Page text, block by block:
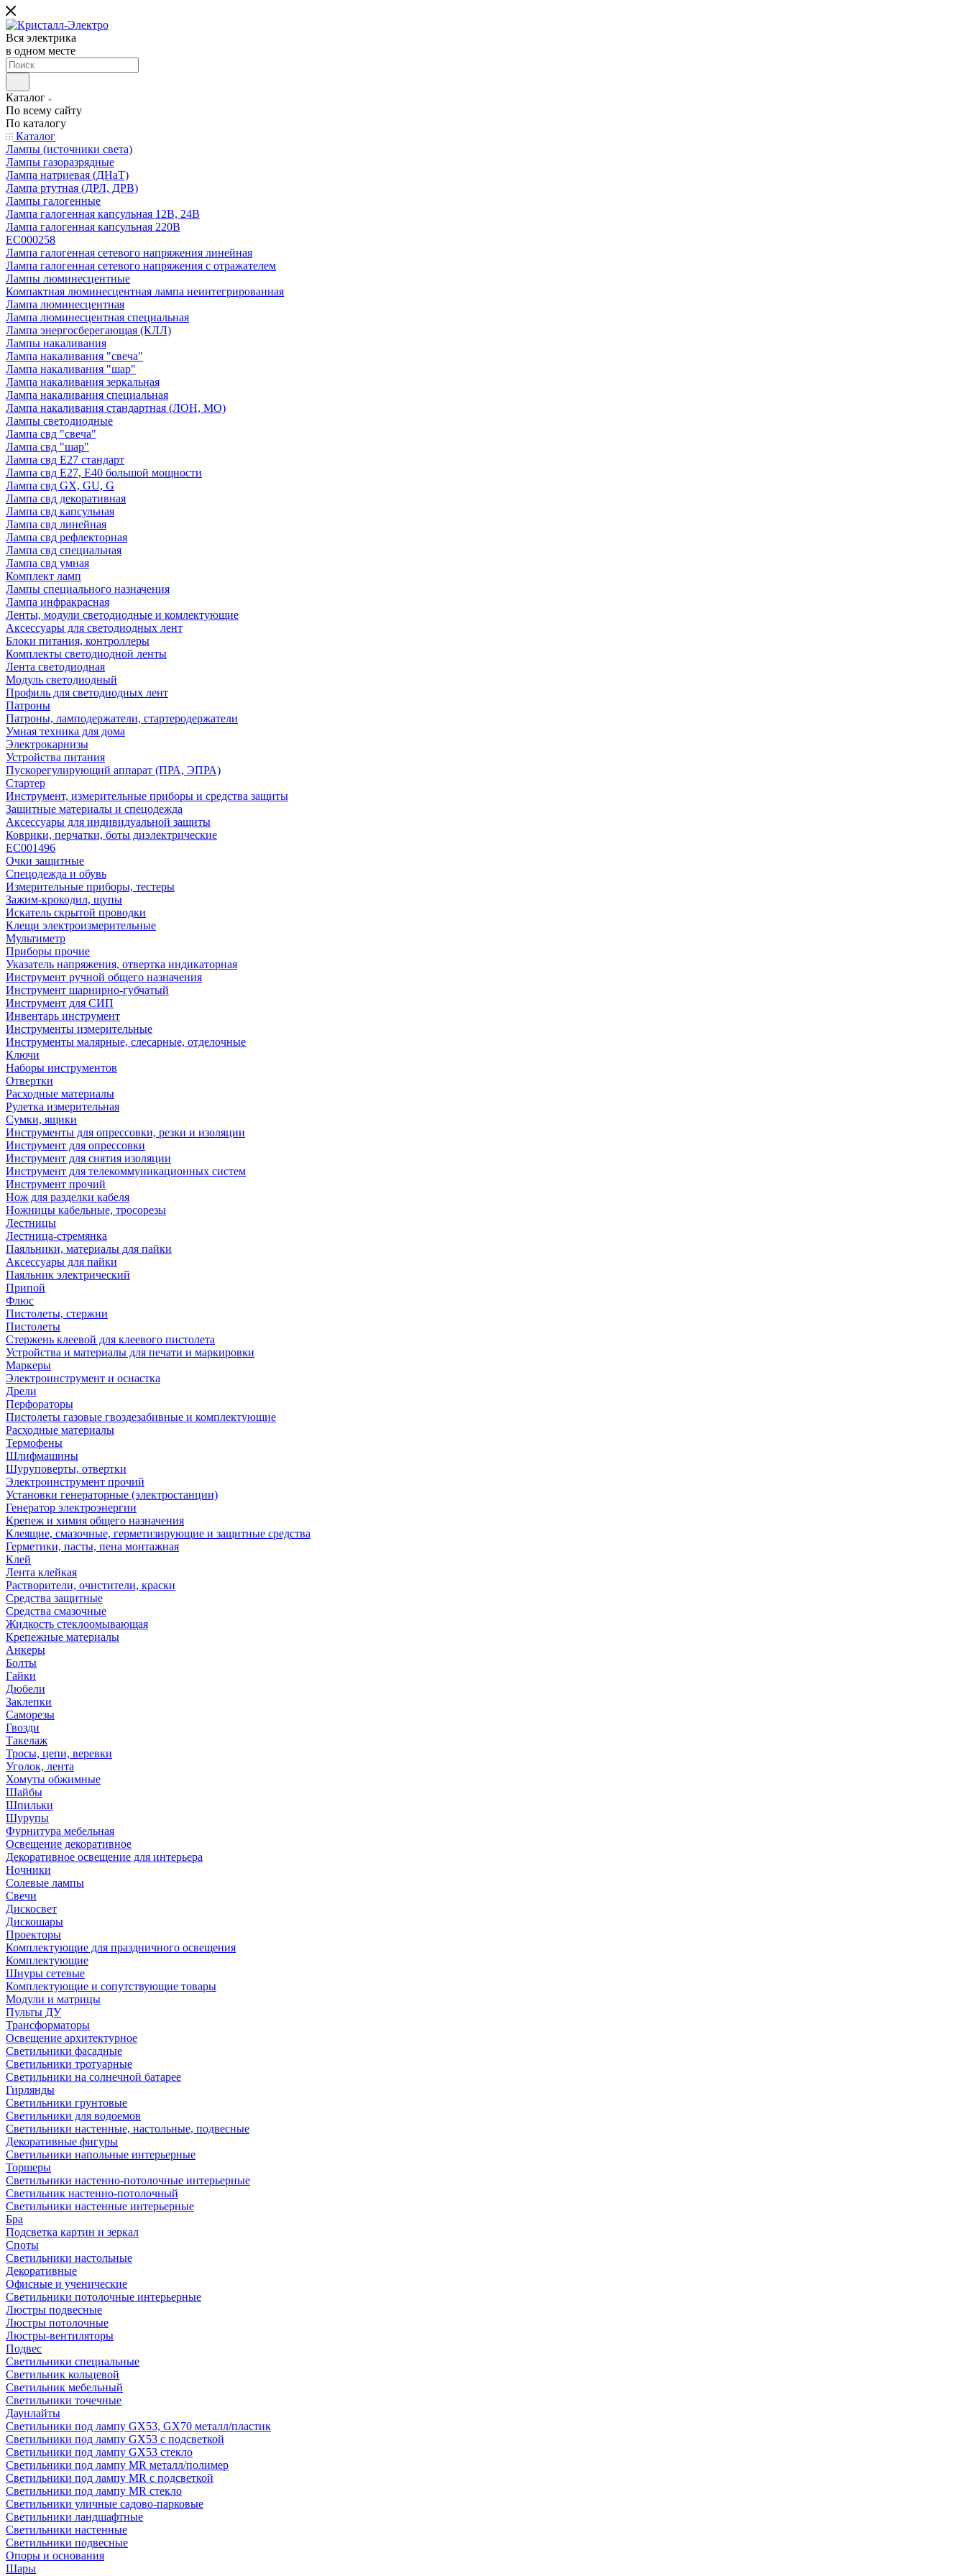
Вся электрика
в одном месте
Каталог
По всему сайту
По каталогу
Каталог
Лампы (источники света)
Лампы газоразрядные
Лампа натриевая (ДНаТ)
Лампа ртутная (ДРЛ, ДРВ)
Лампы галогенные
Лампа галогенная капсульная 12В, 24В
Лампа галогенная капсульная 220В
EC000258
Лампа галогенная сетевого напряжения линейная
Лампа галогенная сетевого напряжения с отражателем
Лампы люминесцентные
Компактная люминесцентная лампа неинтегрированная
Лампа люминесцентная
Лампа люминесцентная специальная
Лампа энергосберегающая (КЛЛ)
Лампы накаливания
Лампа накаливания "свеча"
Лампа накаливания "шар"
Лампа накаливания зеркальная
Лампа накаливания специальная
Лампа накаливания стандартная (ЛОН, МО)
Лампы светодиодные
Лампа свд "свеча"
Лампа свд "шар"
Лампа свд E27 стандарт
Лампа свд E27, Е40 большой мощности
Лампа свд GX, GU, G
Лампа свд декоративная
Лампа свд капсульная
Лампа свд линейная
Лампа свд рефлекторная
Лампа свд специальная
Лампа свд умная
Комплект ламп
Лампы специального назначения
Лампа инфракрасная
Ленты, модули светодиодные и комлектующие
Аксессуары для светодиодных лент
Блоки питания, контроллеры
Комплекты светодиодной ленты
Лента светодиодная
Модуль светодиодный
Профиль для светодиодных лент
Патроны
Патроны, ламподержатели, стартеродержатели
Умная техника для дома
Электрокарнизы
Устройства питания
Пускорегулирующий аппарат (ПРА, ЭПРА)
Стартер
Инструмент, измерительные приборы и средства защиты
Защитные материалы и спецодежда
Аксессуары для индивидуальной защиты
Коврики, перчатки, боты диэлектрические
EC001496
Очки защитные
Спецодежда и обувь
Измерительные приборы, тестеры
Зажим-крокодил, щупы
Искатель скрытой проводки
Клещи электроизмерительные
Мультиметр
Приборы прочие
Указатель напряжения, отвертка индикаторная
Инструмент ручной общего назначения
Инструмент шарнирно-губчатый
Инструмент для СИП
Инвентарь инструмент
Инструменты измерительные
Инструменты малярные, слесарные, отделочные
Ключи
Наборы инструментов
Отвертки
Расходные материалы
Рулетка измерительная
Сумки, ящики
Инструменты для опрессовки, резки и изоляции
Инструмент для опрессовки
Инструмент для снятия изоляции
Инструмент для телекоммуникационных систем
Инструмент прочий
Нож для разделки кабеля
Ножницы кабельные, тросорезы
Лестницы
Лестница-стремянка
Паяльники, материалы для пайки
Аксессуары для пайки
Паяльник электрический
Припой
Флюс
Пистолеты, стержни
Пистолеты
Стержень клеевой для клеевого пистолета
Устройства и материалы для печати и маркировки
Маркеры
Электроинструмент и оснастка
Дрели
Перфораторы
Пистолеты газовые гвоздезабивные и комплектующие
Расходные материалы
Термофены
Шлифмашины
Шуруповерты, отвертки
Электроинструмент прочий
Установки генераторные (электростанции)
Генератор электроэнергии
Крепеж и химия общего назначения
Клеящие, смазочные, герметизирующие и защитные средства
Герметики, пасты, пена монтажная
Клей
Лента клейкая
Растворители, очистители, краски
Средства защитные
Средства смазочные
Жидкость стеклоомывающая
Крепежные материалы
Анкеры
Болты
Гайки
Дюбели
Заклепки
Саморезы
Гвозди
Такелаж
Тросы, цепи, веревки
Уголок, лента
Хомуты обжимные
Шайбы
Шпильки
Шурупы
Фурнитура мебельная
Освещение декоративное
Декоративное освещение для интерьера
Ночники
Солевые лампы
Свечи
Дискосвет
Дискошары
Проекторы
Комплектующие для праздничного освещения
Комплектующие
Шнуры сетевые
Комплектующие и сопутствующие товары
Модули и матрицы
Пульты ДУ
Трансформаторы
Освещение архитектурное
Светильники фасадные
Светильники тротуарные
Светильники на солнечной батарее
Гирлянды
Светильники грунтовые
Светильники для водоемов
Светильники настенные, настольные, подвесные
Декоративные фигуры
Светильники напольные интерьерные
Торшеры
Светильники настенно-потолочные интерьерные
Светильник настенно-потолочный
Светильники настенные интерьерные
Бра
Подсветка картин и зеркал
Споты
Светильники настольные
Декоративные
Офисные и ученические
Светильники потолочные интерьерные
Люстры подвесные
Люстры потолочные
Люстры-вентиляторы
Подвес
Светильники специальные
Светильник кольцевой
Светильник мебельный
Светильники точечные
Даунлайты
Светильники под лампу GX53, GX70 металл/пластик
Светильники под лампу GX53 с подсветкой
Светильники под лампу GX53 стекло
Светильники под лампу MR металл/полимер
Светильники под лампу MR с подсветкой
Светильники под лампу MR стекло
Светильники уличные садово-парковые
Светильники ландшафтные
Светильники настенные
Светильники подвесные
Опоры и основания
Шары